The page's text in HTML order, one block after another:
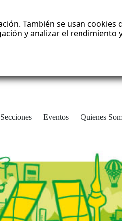
También se usan
y analizar el rendimiento
Secciones Eventos Quienes